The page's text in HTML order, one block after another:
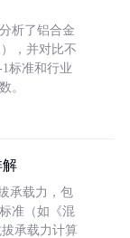
析了铝合金
，并对比不
标准和行业
。
解
承载力，包
准（如《混
承载力计算